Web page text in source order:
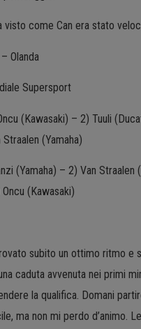
visto come Can era stato
Olanda
Supersport
(Kawasaki) – 2) Tuuli
(Yamaha)
(Yamaha) – 2) Van
(Kawasaki)
subito un ottimo ritmo e
caduta avvenuta nei primi
la qualifica. Domani
ma non mi perdo d’animo.